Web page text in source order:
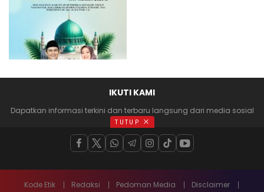
IKUTI KAMI
Dapatkan informasi terkini dan terbaru langsung dari media sosial
anda
Kode Etik Redaksi Pedoman Media Disclaimer
TUTUP